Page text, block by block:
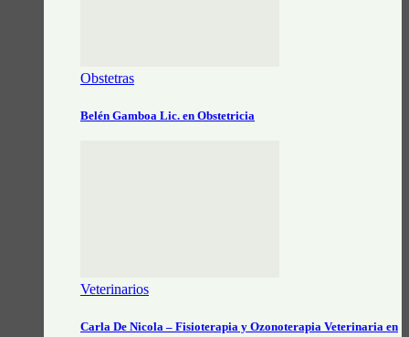
Obstetras
Belén Gamboa Lic. en Obstetricia
Veterinarios
Carla De Nicola – Fisioterapia y Ozonoterapia Veterinaria en